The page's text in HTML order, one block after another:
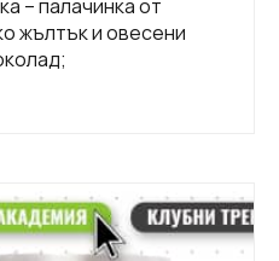
– палачинка от
жълтък и овесени